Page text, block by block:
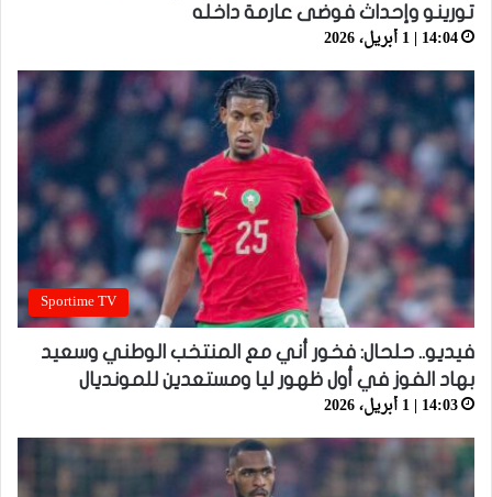
تورينو وإحداث فوضى عارمة داخله
14:04 | 1 أبريل، 2026
Sportime TV
فيديو.. حلحال: فخور أني مع المنتخب الوطني وسعيد
بهاد الفوز في أول ظهور ليا ومستعدين للمونديال
14:03 | 1 أبريل، 2026